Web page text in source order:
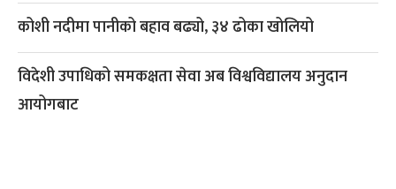
कोशी नदीमा पानीको बहाव बढ्यो, ३४ ढोका खोलियो
विदेशी उपाधिको समकक्षता सेवा अब विश्वविद्यालय अनुदान
आयोगबाट